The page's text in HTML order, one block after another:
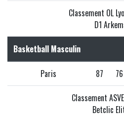
Classement OL
D1
Basketball Masculin
Paris 87 76
Classement
Betclic